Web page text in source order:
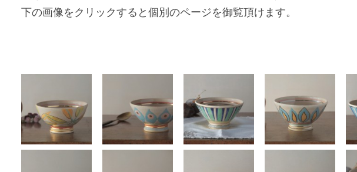
下の画像をクリックすると個別のページを御覧頂けます。